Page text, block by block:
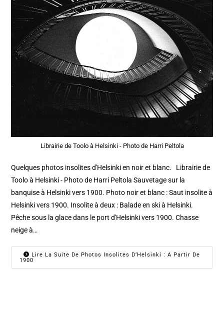
Librairie de Toolo à Helsinki - Photo de Harri Peltola
Quelques photos insolites d'Helsinki en noir et blanc. Librairie de
Toolo à Helsinki - Photo de Harri Peltola Sauvetage sur la
banquise à Helsinki vers 1900. Photo noir et blanc : Saut insolite à
Helsinki vers 1900. Insolite à deux : Balade en ski à Helsinki.
Pêche sous la glace dans le port d'Helsinki vers 1900. Chasse
neige à…
Lire La Suite De Photos Insolites D’Helsinki : A Partir De
1900